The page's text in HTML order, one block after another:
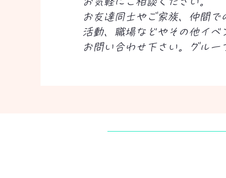
お友達同士やご家族、仲間
活動、職場などやその他イベ
お問い合わせ下さい。グルー